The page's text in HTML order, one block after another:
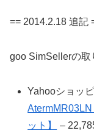
== 2014.2.18 追記
goo SimSellerの取
Yahooショッ
ット】
–